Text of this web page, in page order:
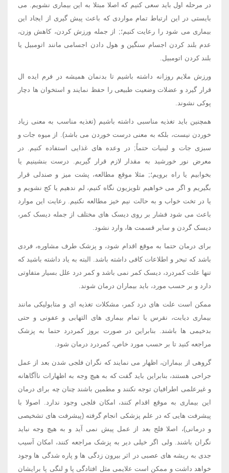
در مرحله اول باید سعی کنیم که اصلا مبتلا به این بیماری نشویم. می
بایستی در این ارتباط تمام مواردی که باعث پیش گیری از ایجاد این
بیماری می شود را رعایت کنیم؛; از جمله ورزش کردن، کاهش وزن،
عدم بلند کردن اجسام سنگین و هول دادن اجسامی مانند اتومبیل یا
بلند کردن اتومبیل.
ورزش ملایم روزانه داشته باشیم تا بدنمان همیشه در فرم ایده ال
قرار گیرد و عضلات وضعیت طبیعی را حفظ نمایند و استخوان ها دچار
پوکی نشوند.
همچنین باید تغذیه مناسبی داشته باشیم (تغذیه مناسب به معنی زیاد
خوردن نیست، بلکه به معنی درست خوردن می باشد). از میوه جات و
سبزی جات و لبنیات حتماً; در وعده های غذایی استفاده کنیم. در
معرض نور خورشید به مقدار لازم قرار گیریم. درست بنشینیم یا
بخوابیم یا راه برویم؛; مثلا موقع مطالعه، پشت میز و صندلی قرار
بگیریم و اگر می خواهیم تلویزیون نگاه کنیم، لم ندهیم یا کج نشویم و
یا در تخت خواب و به حالت نیم خیز مطالعه نکنیم. رعایت این موارد
باعث می شود فشار بر روی دیسک های مختلف از جمله دیسک کمر،
دیسک گردن و سایر قسمت ها، وارد نشود.
برای درمان حتما به موقع اقدام شود، و پزشک طرف مشاوره، فردی
باشد که تبحر و اطلاعات کافی داشته باشد. البته به یاد داشته باشید که
تنها علت کمردرد، دیسک کمر نمی باشد و کمر درد علل بسیار متفاوتی
دارد و بر حسب مورد، باید بیماران درمان شوند.
ممکن است علت های درد کمر، مشکلات تغذیه ای و متابولیکی مانند
بیماری دیابت، نقرس یا تمام بیماری های التهابی و عفونی و حتی
بدخیمی ها باشند. بنابراین در صورت بروز کمردرد حتما به پزشک
مراجعه کنید تا بر حسب مورد خاص، کمردرد درمان شود.
گروهی از بیماران، اظهار می نمایند که نگران فلجی شدن بعد از عمل
جراحی هستند، بنابراین باید گفت که به هیچ وجه به اظهارات ناآگاهانه
و غیرعلمی اطرافیان توجه نکنند و مطمین باشند چنان چه برای درمان
این بیماری به موقع اقدام کنند، امکان فلجی وجود ندارد. اصولا با
پیشرفت هایی که در علم پزشکی انجام گرفته (پیشرفت های تشخیصی
و درمانی)، اصلا فلج بعد از عمل پیش نمی آید و به هیچ وجه نباید
نگران باشند. ولی اگر خیلی دیر به پزشک مراجعه کنند، امکان آسیب
جدی به ریشه های عصبی در اثر بیرون زدگی ها و پاره شدگی ها وجود
خواهد داشت و ممکن است علایمی مثل افتادگی پا و لنگی پا برایشان